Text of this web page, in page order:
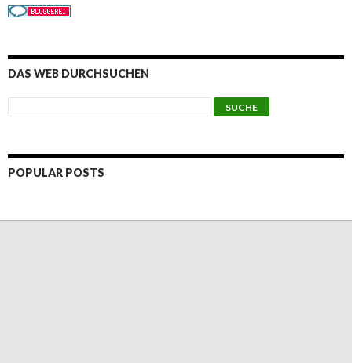
DAS WEB DURCHSUCHEN
POPULAR POSTS